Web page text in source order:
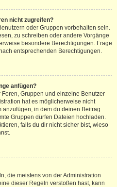
nicht zugreifen?
oder Gruppen vorbehalten sein.
zu schreiben oder andere Vorgänge
besondere Berechtigungen. Frage
entsprechenden Berechtigungen.
anfügen?
Gruppen und einzelne Benutzer
hat es möglicherweise nicht
in dem du deinen Beitrag
Gruppen dürfen Dateien hochladen.
falls du dir nicht sicher bist, wieso
die meistens von der Administration
dieser Regeln verstoßen hast, kann